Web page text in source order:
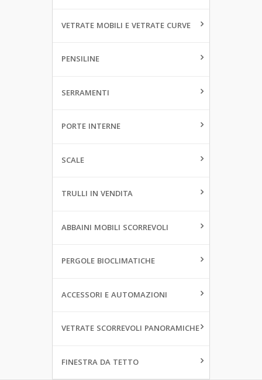
VETRATE MOBILI E VETRATE CURVE
PENSILINE
SERRAMENTI
PORTE INTERNE
SCALE
TRULLI IN VENDITA
ABBAINI MOBILI SCORREVOLI
PERGOLE BIOCLIMATICHE
ACCESSORI E AUTOMAZIONI
VETRATE SCORREVOLI PANORAMICHE
FINESTRA DA TETTO